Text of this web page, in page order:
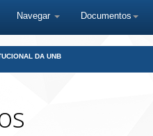
Navegar Documentos
DA UNB